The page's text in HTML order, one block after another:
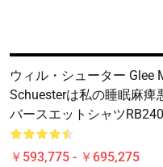
ウィル・シューター Glee
Schuesterは私の睡眠麻痺
バースエットシャツ
￥593,775 - ￥695,275